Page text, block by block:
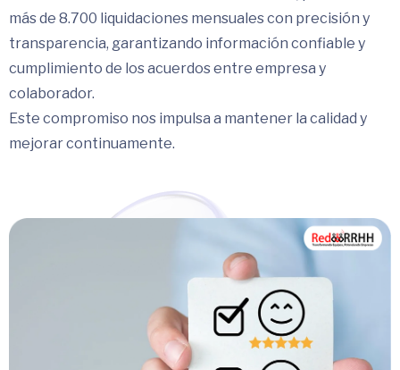
más de 8.700 liquidaciones mensuales con precisión y
transparencia, garantizando información confiable y
cumplimiento de los acuerdos entre empresa y
colaborador.
Este compromiso nos impulsa a mantener la calidad y
mejorar continuamente.